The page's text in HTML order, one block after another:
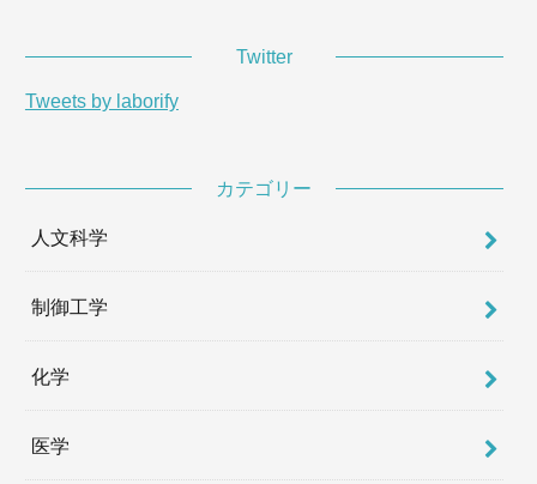
Twitter
Tweets by laborify
カテゴリー
人文科学
制御工学
化学
医学